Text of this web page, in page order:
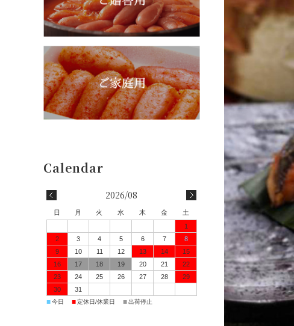
2026/08
日 月 火 水 木 金
土
1
2
3 4 5 6 7
8
9
10 11 12 13 14
15
16
17 18 19 20 21
22
23
24 25 26 27 28
29
30
31
■今日 ■定休日/休業日 ■出荷停止